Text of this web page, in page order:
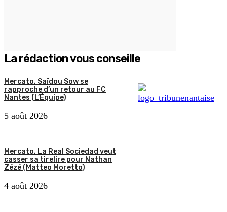
La rédaction vous conseille
Mercato. Saïdou Sow se
rapproche d’un retour au FC
Nantes (L’Équipe)
5 août 2026
Mercato. La Real Sociedad veut
casser sa tirelire pour Nathan
Zézé (Matteo Moretto)
4 août 2026